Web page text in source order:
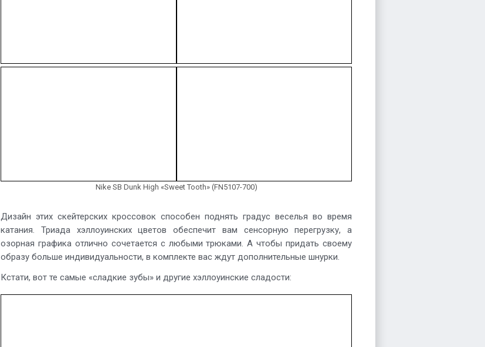
Nike SB Dunk High «Sweet Tooth» (FN5107-700)
Дизайн этих скейтерских кроссовок способен поднять градус веселья во время
катания. Триада хэллоуинских цветов обеспечит вам сенсорную перегрузку, а
озорная графика отлично сочетается с любыми трюками. А чтобы придать своему
образу больше индивидуальности, в комплекте вас ждут дополнительные шнурки.
Кстати, вот те самые «сладкие зубы» и другие хэллоуинские сладости: